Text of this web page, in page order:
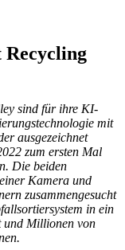
Recycling
sind für ihre KI-
mit
ausgezeichnet
zum ersten Mal
Die beiden
Kamera und
zusammengesucht
in ein
und Millionen von